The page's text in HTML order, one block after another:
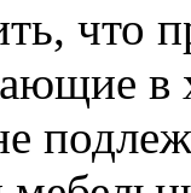
что
в